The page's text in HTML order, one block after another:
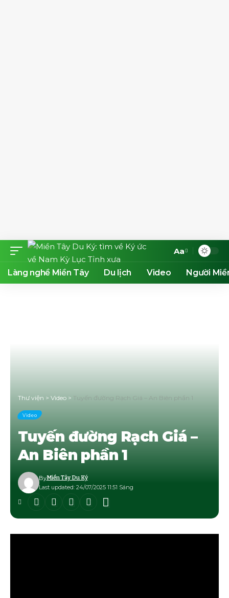
Font
Resizer
Aa
Làng nghề Miền Tây Du lịch Video Người
Thư viện > Video > Tuyến đường Rạch Giá – An Biên phần 1
Video
Tuyến đường Rạch Giá –
An Biên phần 1
Last updated: 24/07/2025 11:51 Sáng
ByMiền Tây Du Ký